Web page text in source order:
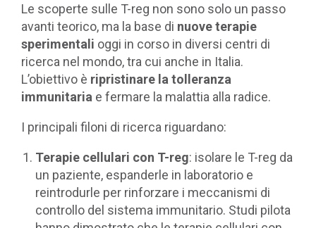
Le scoperte sulle T-reg non sono solo un passo
avanti teorico, ma la base di nuove terapie
sperimentali oggi in corso in diversi centri di
ricerca nel mondo, tra cui anche in Italia.
L’obiettivo è ripristinare la tolleranza
immunitaria e fermare la malattia alla radice.
I principali filoni di ricerca riguardano:
Terapie cellulari con T-reg: isolare le T-reg da
un paziente, espanderle in laboratorio e
reintrodurle per rinforzare i meccanismi di
controllo del sistema immunitario. Studi pilota